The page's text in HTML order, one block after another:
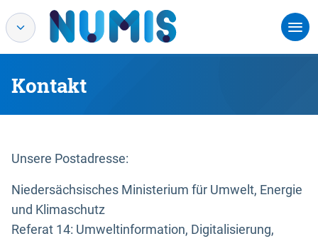
Kontakt
Unsere Postadresse:
Niedersächsisches Ministerium für Umwelt, Energie
und Klimaschutz
Referat 14: Umweltinformation, Digitalisierung,